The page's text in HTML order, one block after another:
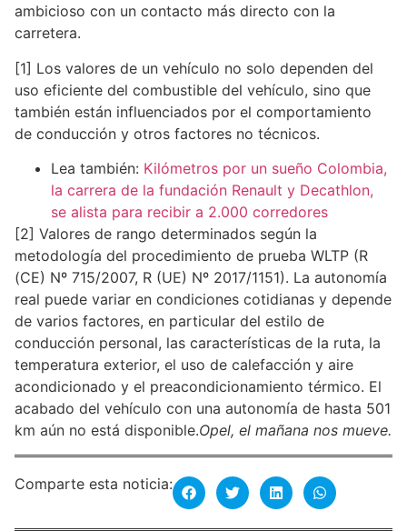
ambicioso con un contacto más directo con la
carretera.
[1] Los valores de un vehículo no solo dependen del
uso eficiente del combustible del vehículo, sino que
también están influenciados por el comportamiento
de conducción y otros factores no técnicos.
Lea también: Kilómetros por un sueño Colombia,
la carrera de la fundación Renault y Decathlon,
se alista para recibir a 2.000 corredores
[2] Valores de rango determinados según la
metodología del procedimiento de prueba WLTP (R
(CE) Nº 715/2007, R (UE) Nº 2017/1151). La autonomía
real puede variar en condiciones cotidianas y depende
de varios factores, en particular del estilo de
conducción personal, las características de la ruta, la
temperatura exterior, el uso de calefacción y aire
acondicionado y el preacondicionamiento térmico. El
acabado del vehículo con una autonomía de hasta 501
km aún no está disponible.Opel, el mañana nos mueve.
Comparte esta noticia: